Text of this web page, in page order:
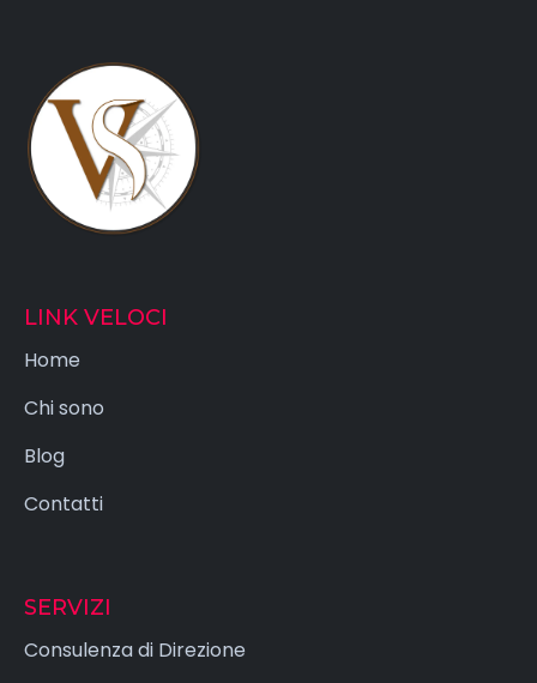
LINK VELOCI
Home
Chi sono
Blog
Contatti
SERVIZI
Consulenza di Direzione